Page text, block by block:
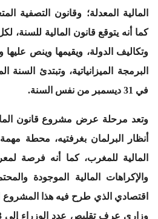
المالية المعدلة؛ وقانون التصفية
كما أنه يتوقع قانون المالية للسنة،
وتكاليف الدولة، ويقيمها وينص عليها
البرمجة الميزانياتية، وتبتدئ السنة
في 31 ديسمبر من نفس السنة.
وتعد مرحلة عرض مشروع قانون
أنظار البرلمان بغرفتيه، محطة مهمة
المالية للمغرب، كما أنه فرصة
والإكراهات المالية الموجودة
اقتصادي الذي طرح فيه هذا المشروع